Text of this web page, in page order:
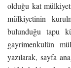
olduğu kat
mülkiyetinin
bulunduğu tapu
gayrimenkulün
yazılarak, sayfa